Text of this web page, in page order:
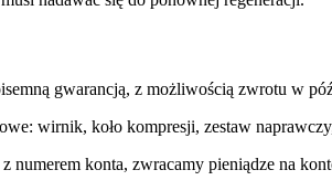
gwarancją, z możliwością zwrotu w
wirnik, koło kompresji, zestaw
numerem konta, zwracamy pieniądze na